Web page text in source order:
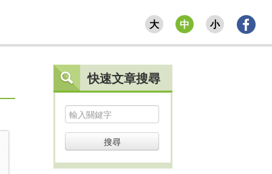
大 中 小
快速文章搜尋
搜尋